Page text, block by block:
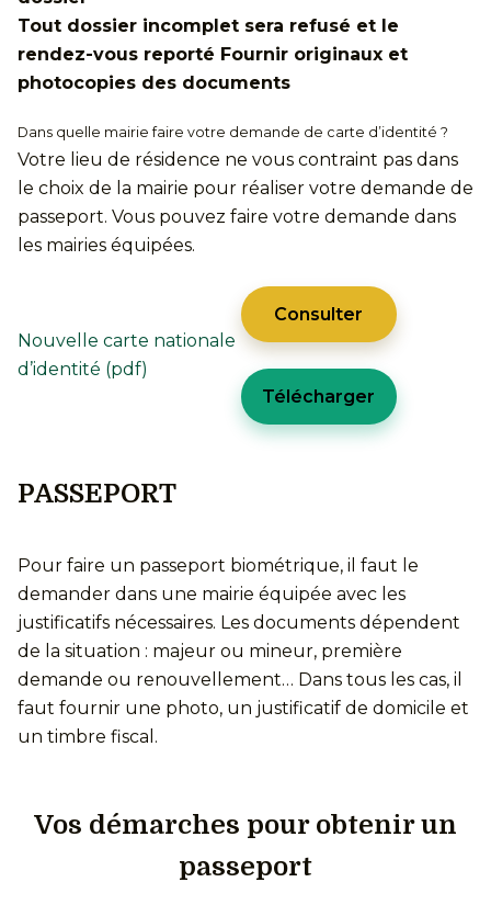
Tout dossier incomplet sera refusé et le
rendez-vous reporté Fournir originaux et
photocopies des documents
Dans quelle mairie faire votre demande de carte d’identité ?
Votre lieu de résidence ne vous contraint pas dans
le choix de la mairie pour réaliser votre demande de
passeport. Vous pouvez faire votre demande dans
les mairies équipées.
Nouvelle carte nationale
d’identité (pdf)
Consulter
Télécharger
PASSEPORT
Pour faire un passeport biométrique, il faut le
demander dans une mairie équipée avec les
justificatifs nécessaires. Les documents dépendent
de la situation : majeur ou mineur, première
demande ou renouvellement… Dans tous les cas, il
faut fournir une photo, un justificatif de domicile et
un timbre fiscal.
Vos démarches pour obtenir un
passeport